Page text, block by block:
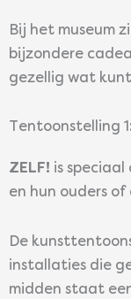
Bij het museum
bijzondere
gezellig wat
Tentoonstelling
ZELF! is
en hun ouders of
De
installaties die
midden staat